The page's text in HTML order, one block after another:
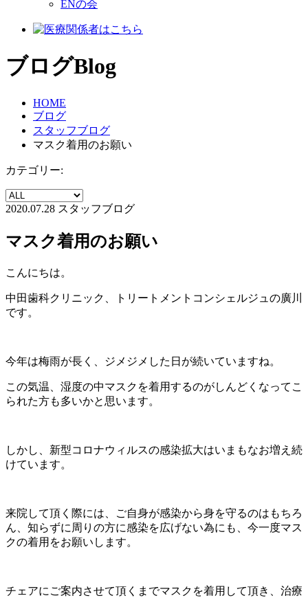
ENの会
ブログBlog
HOME
ブログ
スタッフブログ
マスク着用のお願い
カテゴリー:
2020.07.28 スタッフブログ
マスク着用のお願い
こんにちは。
中田歯科クリニック、トリートメントコンシェルジュの廣川
です。
今年は梅雨が長く、ジメジメした日が続いていますね。
この気温、湿度の中マスクを着用するのがしんどくなってこ
られた方も多いかと思います。
しかし、新型コロナウィルスの感染拡大はいまもなお増え続
けています。
来院して頂く際には、ご自身が感染から身を守るのはもちろ
ん、知らずに周りの方に感染を広げない為にも、今一度マス
クの着用をお願いします。
チェアにご案内させて頂くまでマスクを着用して頂き、治療